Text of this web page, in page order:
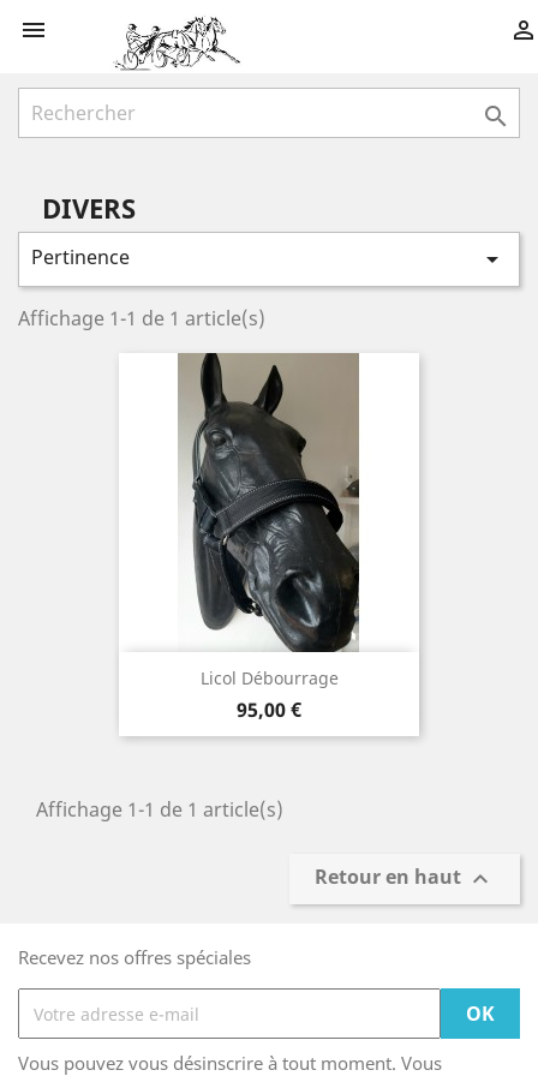
 

DIVERS
Pertinence 
Affichage 1-1 de 1 article(s)
Licol Débourrage
Prix
95,00 €
Affichage 1-1 de 1 article(s)
Retour en haut 
Recevez nos offres spéciales
Vous pouvez vous désinscrire à tout moment. Vous